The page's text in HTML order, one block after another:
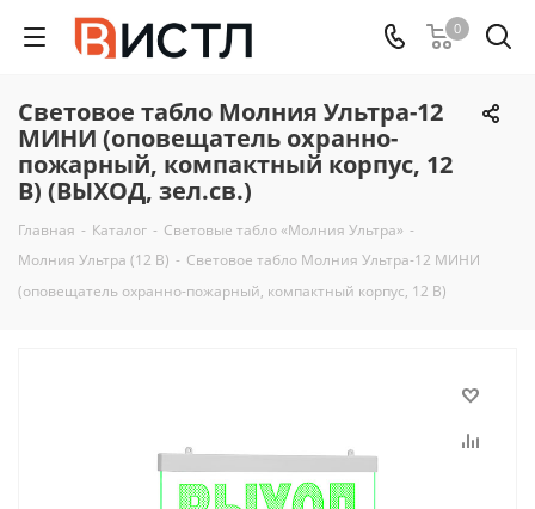
0
Световое табло Молния Ультра-12
МИНИ (оповещатель охранно-
пожарный, компактный корпус, 12
В) (ВЫХОД, зел.св.)
Главная - Каталог - Световые табло «Молния Ультра» -
Молния Ультра (12 В) - Световое табло Молния Ультра-12 МИНИ
(оповещатель охранно-пожарный, компактный корпус, 12 В)